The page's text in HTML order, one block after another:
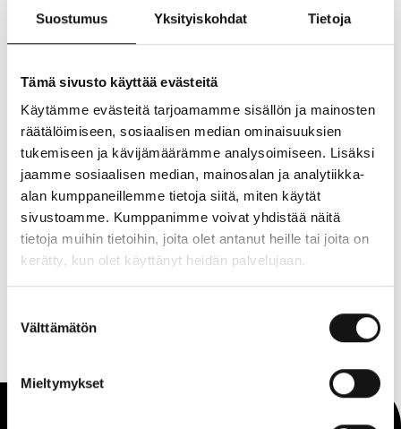
Suostumus Yksityiskohdat Tietoja
Tämä sivusto käyttää evästeitä
Käytämme evästeitä tarjoamamme sisällön ja mainosten
räätälöimiseen, sosiaalisen median ominaisuuksien
tukemiseen ja kävijämäärämme analysoimiseen. Lisäksi
jaamme sosiaalisen median, mainosalan ja analytiikka-
alan kumppaneillemme tietoja siitä, miten käytät
sivustoamme. Kumppanimme voivat yhdistää näitä
tietoja muihin tietoihin, joita olet antanut heille tai joita on
kerätty, kun olet käyttänyt heidän palvelujaan.
valinta
Välttämätön
Mieltymykset
Eat Poke sijaitsee Kaaren 1. kerroksessa, Coffee Housen